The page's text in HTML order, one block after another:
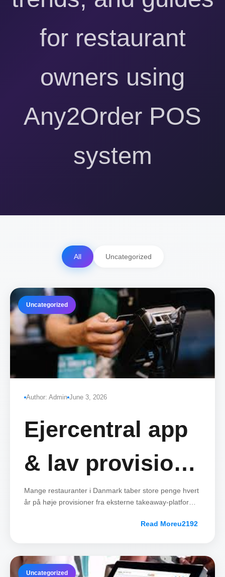
for restaurant
owners using
Any2Order POS
system
All Uncategorized
Uncategorized
Author: Admin June 3, 2026
Ejercentral app
& lav provision
takeaway –
restaurantdrift i
Mange restauranter i Danmark taber store penge hvert
år på høje provisioner fra eksterne takeaway-platforme.
værktøj til at holde styr på daglig drift, når de ikke er i
Read More
Uncategorized